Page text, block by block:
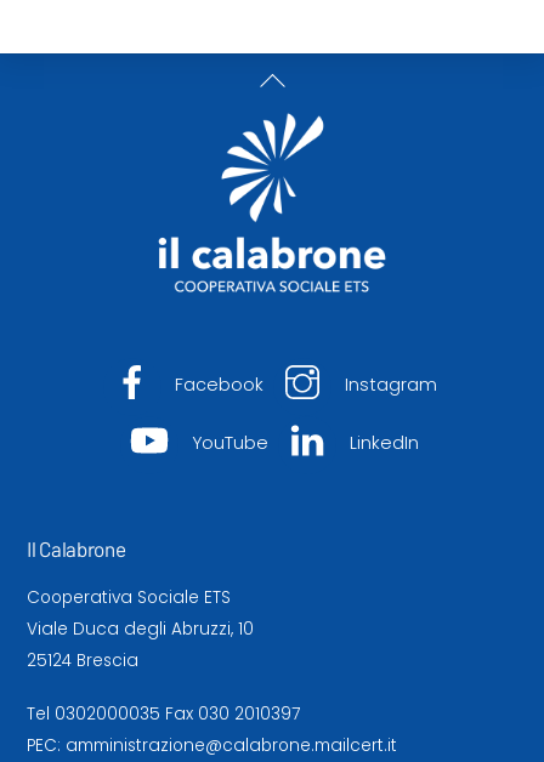
Back
To
Top
Facebook Instagram
YouTube LinkedIn
Il Calabrone
Cooperativa Sociale ETS
Viale Duca degli Abruzzi, 10
25124 Brescia
Tel 0302000035 Fax 030 2010397
PEC: amministrazione@calabrone.mailcert.it